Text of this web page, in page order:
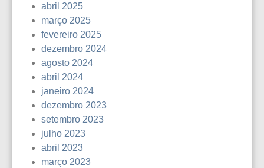
abril 2025
março 2025
fevereiro 2025
dezembro 2024
agosto 2024
abril 2024
janeiro 2024
dezembro 2023
setembro 2023
julho 2023
abril 2023
março 2023